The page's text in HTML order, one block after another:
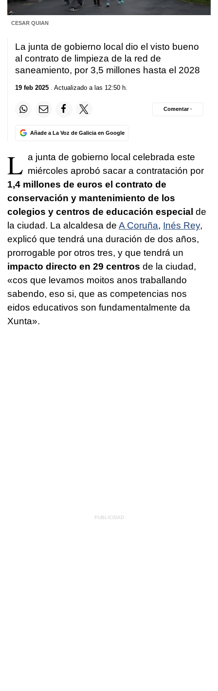
CESAR QUIAN
La junta de gobierno local dio el visto bueno
al contrato de limpieza de la red de
saneamiento, por 3,5 millones hasta el 2028
19 feb 2025 . Actualizado a las 12:50 h.
Añade a La Voz de Galicia en Google
Comentar ·
L a junta de gobierno local celebrada este
miércoles aprobó sacar a contratación por
1,4 millones de euros el contrato de
conservación y mantenimiento de los
colegios y centros de educación especial de
la ciudad. La alcaldesa de A Coruña, Inés Rey,
explicó que tendrá una duración de dos años,
prorrogable por otros tres, y que tendrá un
impacto directo en 29 centros de la ciudad,
«cos que levamos moitos anos traballando
sabendo, eso si, que as competencias nos
eidos educativos son fundamentalmente da
Xunta».